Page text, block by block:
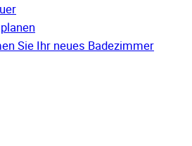
Sie Ihr neues Badezimmer